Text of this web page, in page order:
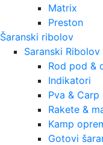
Matrix
Preston
Šaranski ribolov
Saranski Ribolov
Rod pod &
Indikatori
Pva & Carp
Rakete &
Kamp
Gotovi